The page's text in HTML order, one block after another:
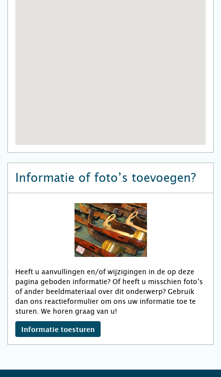
Informatie of foto’s toevoegen?
Heeft u aanvullingen en/of wijzigingen in de op deze
pagina geboden informatie? Of heeft u misschien foto’s
of ander beeldmateriaal over dit onderwerp? Gebruik
dan ons reactieformulier om ons uw informatie toe te
sturen. We horen graag van u!
Informatie toesturen